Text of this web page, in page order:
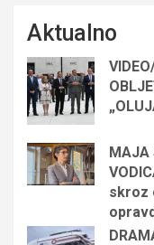
Aktualno
MAJA
skroz